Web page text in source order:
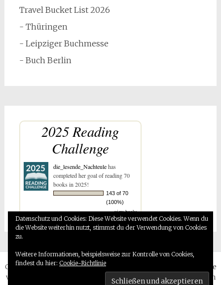
Travel Bucket List 2026
- Thüringen
- Leipziger Buchmesse
- Buch Berlin
2025 Reading
Challenge
die_lesende_Nachteulehas
completed her goal of reading 70
books in 2025!
143 of 70
(100%)
view books
Copyright © 2026Booklovers Reisen und mehr….
. Alle Rechte
vorbehalten. Theme:
von ThemeGrill. Präsentiert von
Datenschutz und Cookies: Diese Website verwendet Cookies. Wenn du
die Website weiterhin nutzt, stimmst du der Verwendung von Cookies
zu.
Weitere Informationen, beispielsweise zur Kontrolle von Cookies,
findest du hier: Cookie-Richtlinie